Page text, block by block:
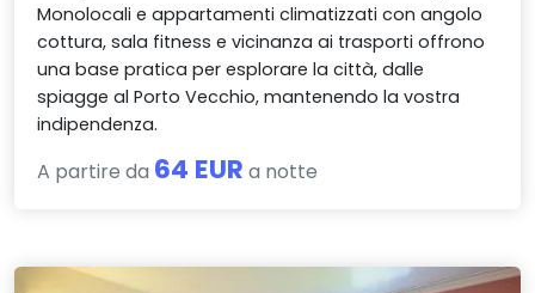
Monolocali e appartamenti climatizzati con angolo
cottura, sala fitness e vicinanza ai trasporti offrono
una base pratica per esplorare la città, dalle
spiagge al Porto Vecchio, mantenendo la vostra
indipendenza.
A partire da 64 EUR a notte